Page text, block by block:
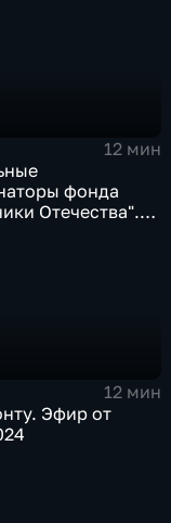
12 мин
фонда
Отечества".
12 мин
Эфир от